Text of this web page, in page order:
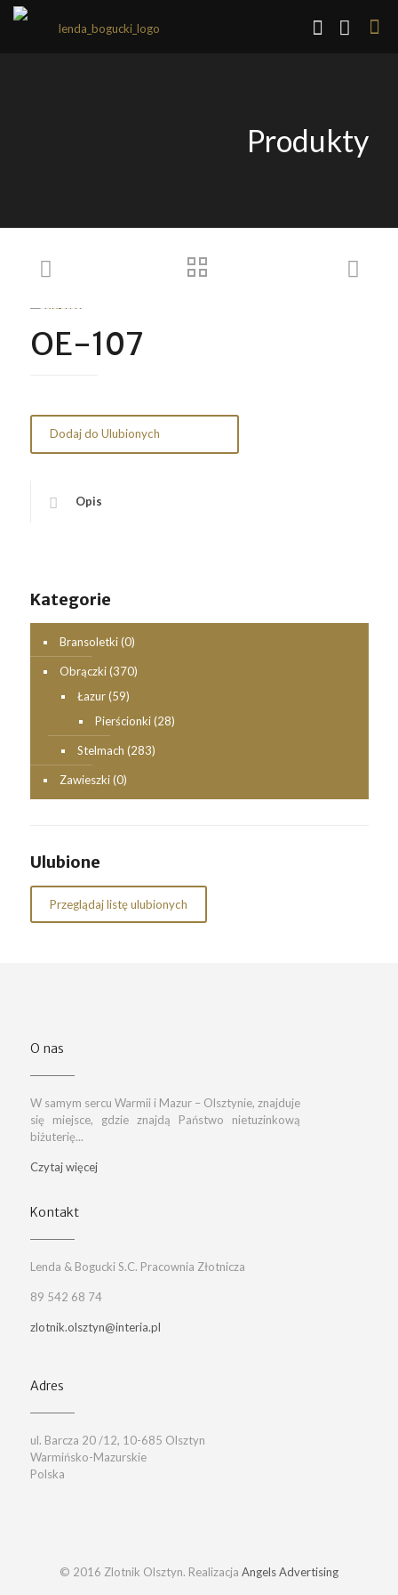
Produkty
OE-107
Dodaj do Ulubionych
Opis
Kategorie
Bransoletki (0)
Obrączki (370)
Łazur (59)
Pierścionki (28)
Stelmach (283)
Zawieszki (0)
Ulubione
Przeglądaj listę ulubionych
O nas
W samym sercu Warmii i Mazur – Olsztynie, znajduje
się miejsce, gdzie znajdą Państwo nietuzinkową
biżuterię...
Czytaj więcej
Kontakt
Lenda & Bogucki S.C. Pracownia Złotnicza
89 542 68 74
zlotnik.olsztyn@interia.pl
Adres
ul. Barcza 20 /12, 10-685 Olsztyn
Warmińsko-Mazurskie
Polska
© 2016 Zlotnik Olsztyn. Realizacja Angels Advertising